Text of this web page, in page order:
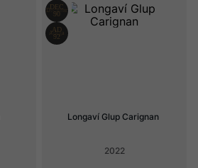
Longaví Glup Carignan
2022